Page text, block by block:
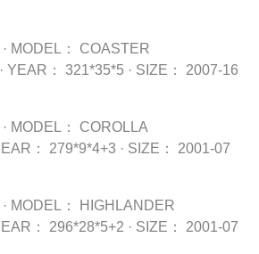
· MODEL：
COASTER
· YEAR： 321*35*5 · SIZE： 2007-16
· MODEL：
COROLLA
： 279*9*4+3 · SIZE： 2001-07
· MODEL：
HIGHLANDER
： 296*28*5+2 · SIZE： 2001-07